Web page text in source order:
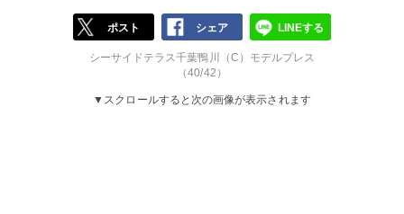
ポスト シェア LINEする
シーサイドテラス千葉鴨川（C）モデルプレス
（40/42）
▼スクロールすると次の画像が表示されます